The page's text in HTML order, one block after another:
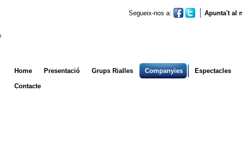
Segueix-nos a: Apunta't al
Home Presentació Grups Rialles Companyies Espectacles
Contacte